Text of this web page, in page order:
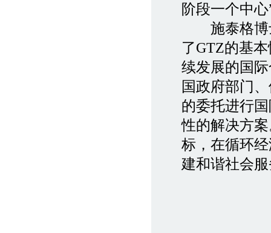
阶段一个中
施泰格博士
了GTZ的基
续发展的国
国政府部门
的委托进行
性的解决方
标，在循环
建和谐社会